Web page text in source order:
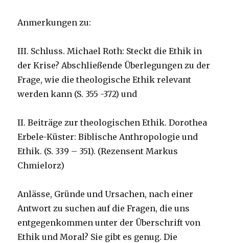
Anmerkungen zu:
III. Schluss. Michael Roth: Steckt die Ethik in
der Krise? Abschließende Überlegungen zu der
Frage, wie die theologische Ethik relevant
werden kann (S. 355 -372) und
II. Beiträge zur theologischen Ethik. Dorothea
Erbele-Küster: Biblische Anthropologie und
Ethik. (S. 339 – 351). (Rezensent Markus
Chmielorz)
Anlässe, Gründe und Ursachen, nach einer
Antwort zu suchen auf die Fragen, die uns
entgegenkommen unter der Überschrift von
Ethik und Moral? Sie gibt es genug. Die